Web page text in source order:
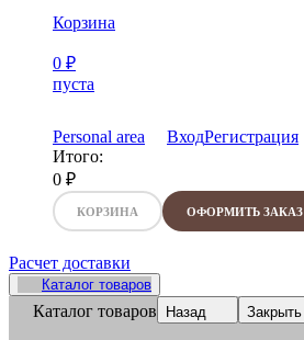
Корзина
0 ₽
пуста
Personal area ВходРегистрация
Итого:
0 ₽
КОРЗИНА ОФОРМИТЬ ЗАКАЗ
Расчет доставки
Каталог товаров
Каталог товаров Назад Закрыть